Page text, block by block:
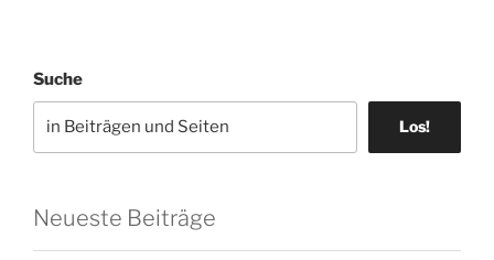
Suche
Los!
Neueste Beiträge